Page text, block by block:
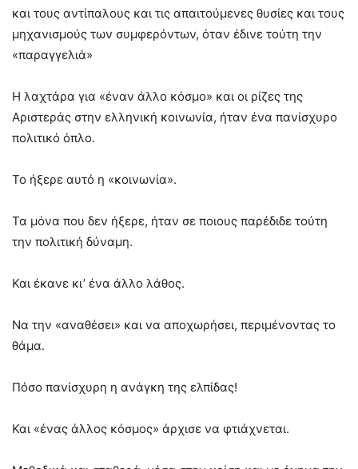
και τους αντίπαλους και τις απαιτούμενες θυσίες και τους
μηχανισμούς των συμφερόντων, όταν έδινε τούτη την
«παραγγελιά»
Η λαχτάρα για «έναν άλλο κόσμο» και οι ρίζες της
Αριστεράς στην ελληνική κοινωνία, ήταν ένα πανίσχυρο
πολιτικό όπλο.
Το ήξερε αυτό η «κοινωνία».
Τα μόνα που δεν ήξερε, ήταν σε ποιους παρέδιδε τούτη
την πολιτική δύναμη.
Και έκανε κι’ ένα άλλο λάθος.
Να την «αναθέσει» και να αποχωρήσει, περιμένοντας το
θάμα.
Πόσο πανίσχυρη η ανάγκη της ελπίδας!
Και «ένας άλλος κόσμος» άρχισε να φτιάχνεται.